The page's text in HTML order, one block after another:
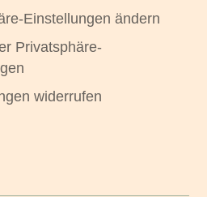
Einstellungen ändern
Privatsphäre-
widerrufen